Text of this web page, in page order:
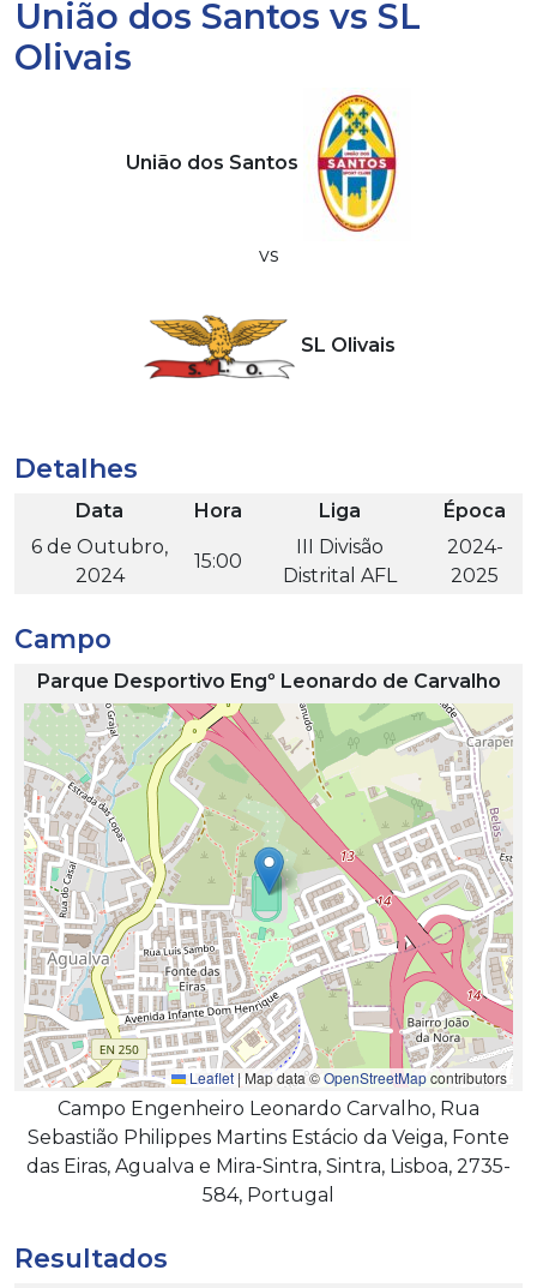
União dos Santos vs SL
Olivais
União dos Santos
vs
SL Olivais
Detalhes
Data Hora Liga
Época
6 de Outubro,
2024
15:00
III Divisão
Distrital AFL
2024-
2025
Campo
Parque Desportivo Engº Leonardo de Carvalho
Leaflet|Map data ©OpenStreetMapcontributors
Campo Engenheiro Leonardo Carvalho, Rua
Sebastião Philippes Martins Estácio da Veiga, Fonte
das Eiras, Agualva e Mira-Sintra, Sintra, Lisboa, 2735-
584, Portugal
Resultados